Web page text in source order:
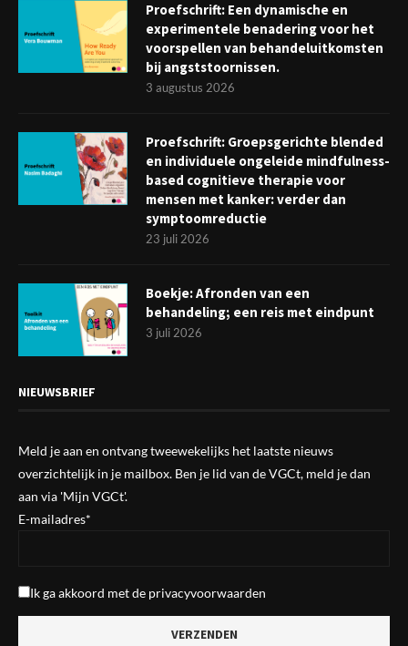
Proefschrift: Een dynamische en
experimentele benadering voor het
voorspellen van behandeluitkomsten
bij angststoornissen.
3 augustus 2026
Proefschrift: Groepsgerichte blended
en individuele ongeleide mindfulness-
based cognitieve therapie voor
mensen met kanker: verder dan
symptoomreductie
23 juli 2026
Boekje: Afronden van een
behandeling; een reis met eindpunt
3 juli 2026
NIEUWSBRIEF
Meld je aan en ontvang tweewekelijks het laatste nieuws
overzichtelijk in je mailbox. Ben je lid van de VGCt, meld je dan
aan via 'Mijn VGCt'.
E-mailadres*
Ik ga akkoord met de privacyvoorwaarden